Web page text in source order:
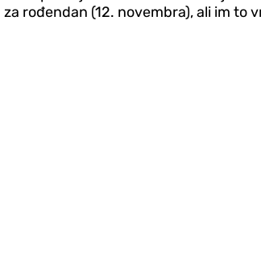
rođendan (12. novembra), ali im